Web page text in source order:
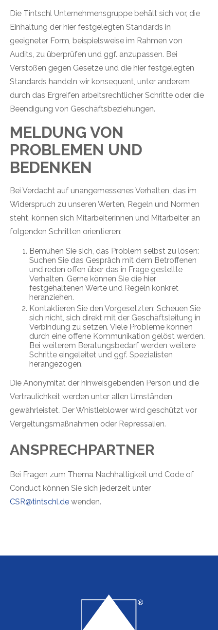
Die Tintschl Unternehmensgruppe behält sich vor, die
Einhaltung der hier festgelegten Standards in
geeigneter Form, beispielsweise im Rahmen von
Audits, zu überprüfen und ggf. anzupassen. Bei
Verstößen gegen Gesetze und die hier festgelegten
Standards handeln wir konsequent, unter anderem
durch das Ergreifen arbeitsrechtlicher Schritte oder die
Beendigung von Geschäftsbeziehungen.
MELDUNG VON
PROBLEMEN UND
BEDENKEN
Bei Verdacht auf unangemessenes Verhalten, das im
Widerspruch zu unseren Werten, Regeln und Normen
steht, können sich Mitarbeiterinnen und Mitarbeiter an
folgenden Schritten orientieren:
Bemühen Sie sich, das Problem selbst zu lösen:
Suchen Sie das Gespräch mit dem Betroffenen
und reden offen über das in Frage gestellte
Verhalten. Gerne können Sie die hier
festgehaltenen Werte und Regeln konkret
heranziehen.
Kontaktieren Sie den Vorgesetzten: Scheuen Sie
sich nicht, sich direkt mit der Geschäftsleitung in
Verbindung zu setzen. Viele Probleme können
durch eine offene Kommunikation gelöst werden.
Bei weiterem Beratungsbedarf werden weitere
Schritte eingeleitet und ggf. Spezialisten
herangezogen.
Die Anonymität der hinweisgebenden Person und die
Vertraulichkeit werden unter allen Umständen
gewährleistet. Der Whistleblower wird geschützt vor
Vergeltungsmaßnahmen oder Repressalien.
ANSPRECHPARTNER
Bei Fragen zum Thema Nachhaltigkeit und Code of
Conduct können Sie sich jederzeit unter
CSR@tintschl.de wenden.